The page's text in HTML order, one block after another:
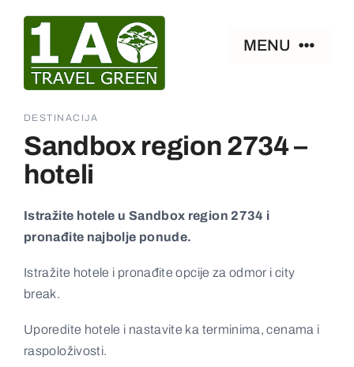
content
MENU
Smeštaj
Zanimljivosti
Paket aranžmani
DESTINACIJA
Sandbox region 2734 –
hoteli
Istražite hotele u Sandbox region 2734 i
pronađite najbolje ponude.
Istražite hotele i pronađite opcije za odmor i city
break.
Uporedite hotele i nastavite ka terminima, cenama i
raspoloživosti.